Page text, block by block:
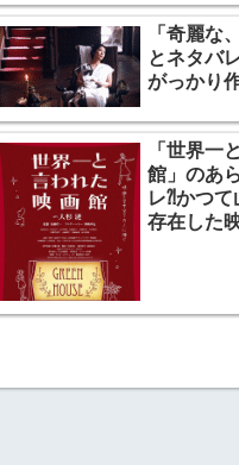
「奇麗な
とネタバ
がっかり
「世界一
館」のあ
レ⁈かつ
存在した